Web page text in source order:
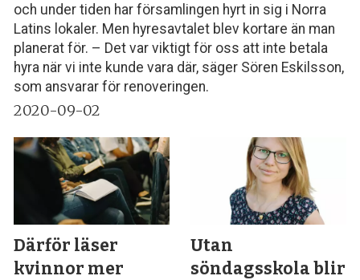
och under tiden har församlingen hyrt in sig i Norra
Latins lokaler. Men hyresavtalet blev kortare än man
planerat för. – Det var viktigt för oss att inte betala
hyra när vi inte kunde vara där, säger Sören Eskilsson,
som ansvarar för renoveringen.
2020-09-02
Därför läser
kvinnor mer
Utan
söndagsskola blir